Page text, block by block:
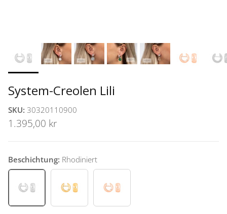
System-Creolen Lili
SKU: 30320110900
1.395,00 kr
Beschichtung: Rhodiniert
Rhodiniert Vergoldet Rosévergoldet